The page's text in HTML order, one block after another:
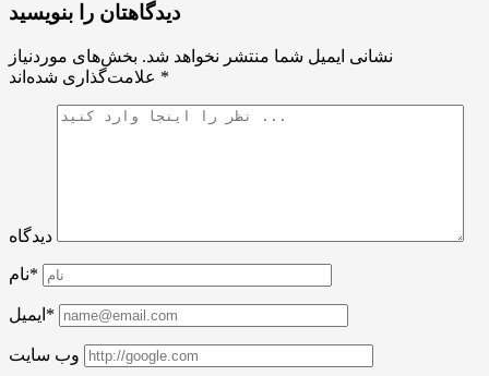
دیدگاهتان را بنویسید
نشانی ایمیل شما منتشر نخواهد شد. بخش‌های موردنیاز
*
دیدگاه
نام*
ایمیل*
وب سایت